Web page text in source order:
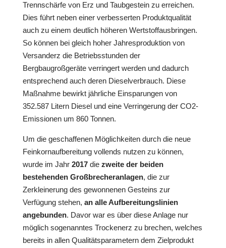
Trennschärfe von Erz und Taubgestein zu erreichen.
Dies führt neben einer verbesserten Produktqualität
auch zu einem deutlich höheren Wertstoffausbringen.
So können bei gleich hoher Jahresproduktion von
Versanderz die Betriebsstunden der
Bergbaugroßgeräte verringert werden und dadurch
entsprechend auch deren Dieselverbrauch. Diese
Maßnahme bewirkt jährliche Einsparungen von
352.587 Litern Diesel und eine Verringerung der CO2-
Emissionen um 860 Tonnen.
Um die geschaffenen Möglichkeiten durch die neue
Feinkornaufbereitung vollends nutzen zu können,
wurde im Jahr2017die zweite der beiden
bestehenden Großbrecheranlagen, die zur
Zerkleinerung des gewonnenen Gesteins zur
Verfügung stehen, an alle Aufbereitungslinien
angebunden. Davor war es über diese Anlage nur
möglich sogenanntes Trockenerz zu brechen, welches
bereits in allen Qualitätsparametern dem Zielprodukt